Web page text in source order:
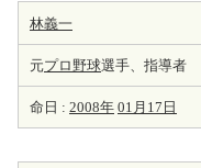
林義一
元プロ野球選手、指導者
命日 : 2008年 01月17日